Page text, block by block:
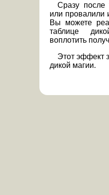
Сразу после
или провалили
Вы можете
таблице
воплотить
Этот эффект
дикой магии.